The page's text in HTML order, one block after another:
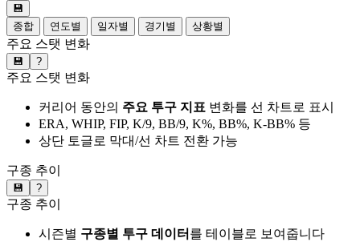
💾
종합
연도별 일자별 경기별 상황별
주요 스탯 변화
💾 ?
주요 스탯 변화
커리어 동안의 주요 투구 지표 변화를 선 차트로 표시
ERA, WHIP, FIP, K/9, BB/9, K%, BB%, K-BB% 등
상단 토글로 막대/선 차트 전환 가능
구종 추이
💾 ?
구종 추이
시즌별 구종별 투구 데이터 를 테이블로 보여줍니다